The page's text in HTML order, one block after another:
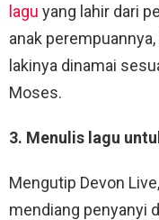
lagu yang lahir dari
anak
lakinya dinamai
Moses.
3. Menulis lagu
Mengutip Devon
mendiang penyanyi